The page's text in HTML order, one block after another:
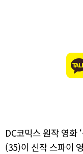
DC코믹스 원작 영화
(35)이 신작 스파이